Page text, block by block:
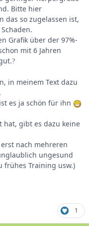
Bitte hier
das so zugelassen ist,
Grafik über der 97%-
mit 6 Jahren
?
in meinem Text dazu
es ja schön für ihn
hat, gibt es dazu keine
nach mehreren
ungesund
frühes Training usw.)
1